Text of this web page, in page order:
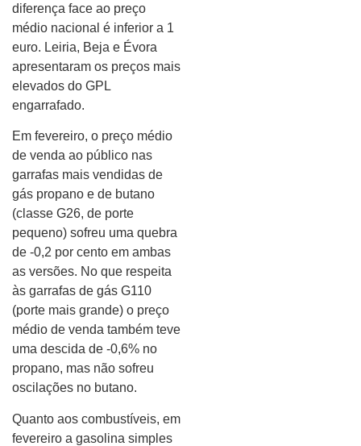
diferença face ao preço
médio nacional é inferior a 1
euro. Leiria, Beja e Évora
apresentaram os preços mais
elevados do GPL
engarrafado.
Em fevereiro, o preço médio
de venda ao público nas
garrafas mais vendidas de
gás propano e de butano
(classe G26, de porte
pequeno) sofreu uma quebra
de -0,2 por cento em ambas
as versões. No que respeita
às garrafas de gás G110
(porte mais grande) o preço
médio de venda também teve
uma descida de -0,6% no
propano, mas não sofreu
oscilações no butano.
Quanto aos combustíveis, em
fevereiro a gasolina simples